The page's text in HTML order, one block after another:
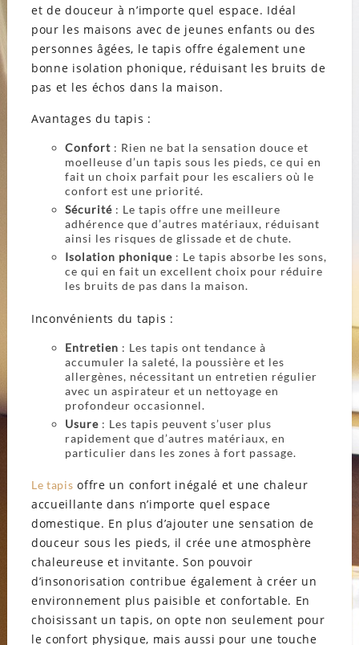
et de douceur à n’importe quel espace. Idéal
pour les maisons avec de jeunes enfants ou des
personnes âgées, le tapis offre également une
bonne isolation phonique, réduisant les bruits de
pas et les échos dans la maison.
Avantages du tapis :
Confort: Rien ne bat la sensation douce et
moelleuse d’un tapis sous les pieds, ce qui en
fait un choix parfait pour les escaliers où le
confort est une priorité.
Sécurité: Le tapis offre une meilleure
adhérence que d’autres matériaux, réduisant
ainsi les risques de glissade et de chute.
Isolation phonique: Le tapis absorbe les sons,
ce qui en fait un excellent choix pour réduire
les bruits de pas dans la maison.
Inconvénients du tapis :
Entretien : Les tapis ont tendance à
accumuler la saleté, la poussière et les
allergènes, nécessitant un entretien régulier
avec un aspirateur et un nettoyage en
profondeur occasionnel.
Usure: Les tapis peuvent s’user plus
rapidement que d’autres matériaux, en
particulier dans les zones à fort passage.
Le tapis offre un confort inégalé et une chaleur
accueillante dans n’importe quel espace
domestique. En plus d’ajouter une sensation de
douceur sous les pieds, il crée une atmosphère
chaleureuse et invitante. Son pouvoir
d’insonorisation contribue également à créer un
environnement plus paisible et confortable. En
choisissant un tapis, on opte non seulement pour
le confort physique, mais aussi pour une touche